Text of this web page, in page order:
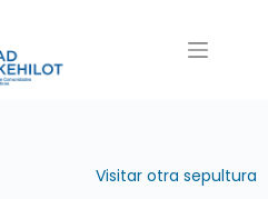
Visitar otra sepultura